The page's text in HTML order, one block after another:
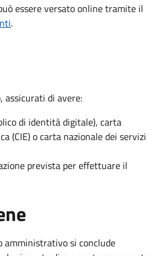
essere versato online tramite il
.
assicurati di avere:
di identità digitale), carta
(CIE) o carta nazionale dei servizi
prevista per effettuare il
amministrativo si conclude